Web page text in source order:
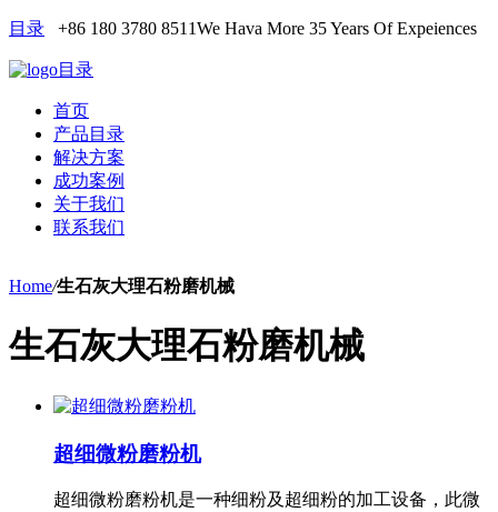
目录 +86 180 3780 8511We Hava More 35 Years Of Expeiences
目录
首页
产品目录
解决方案
成功案例
关于我们
联系我们
Home/生石灰大理石粉磨机械
生石灰大理石粉磨机械
超细微粉磨粉机
超细微粉磨粉机是一种细粉及超细粉的加工设备，此微